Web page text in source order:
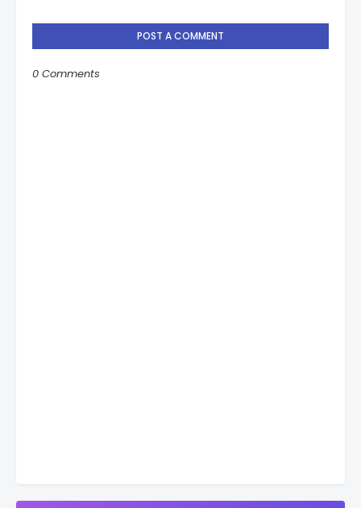
POST A COMMENT
0 Comments